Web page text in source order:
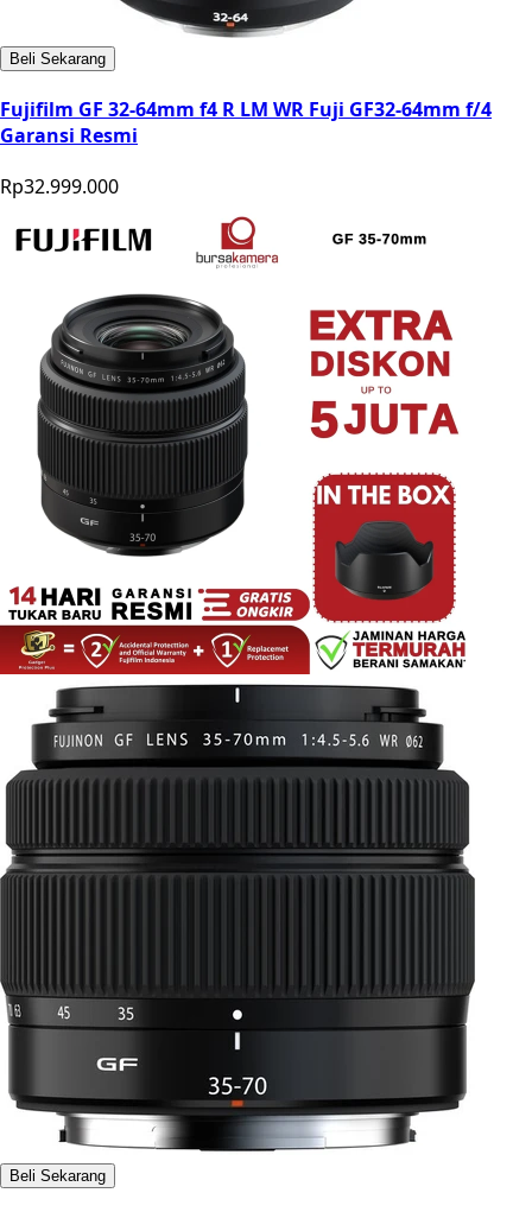
Beli Sekarang
Fujifilm GF 32-64mm f4 R LM WR Fuji GF32-64mm f/4
Garansi Resmi
Rp32.999.000
Beli Sekarang